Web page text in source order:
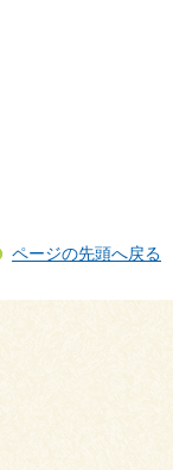
ページの先頭へ戻る